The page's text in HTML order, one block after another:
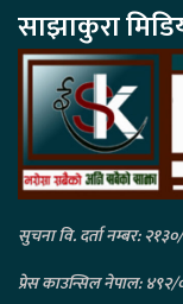
साझाकुरा
सुचना वि. दर्ता नम्बर:
प्रेस काउन्सिल नेपाल: